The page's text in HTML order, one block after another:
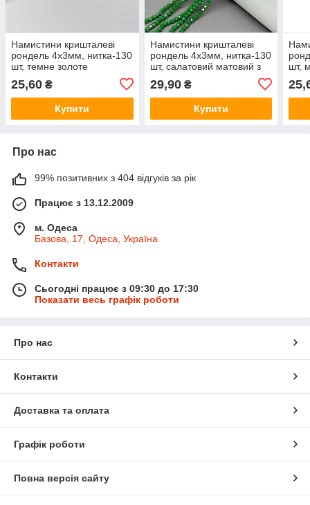
Намистини кришталеві
рондель 4х3мм, нитка-130
шт, темне золоте
25,60 ₴
Купити
Намистини кришталеві
рондель 4х3мм, нитка-130
шт, салатовий матовий з
29,90₴
Купити
шт,
Про нас
99% позитивних з 404 відгуків за рік
Працює з 13.12.2009
м. Одеса
Базова, 17, Одеса, Україна
Контакти
Сьогодні працює з 09:30 до 17:30
Показати весь графік роботи
Про нас
Контакти
Доставка та оплата
Графік роботи
Повна версія сайту